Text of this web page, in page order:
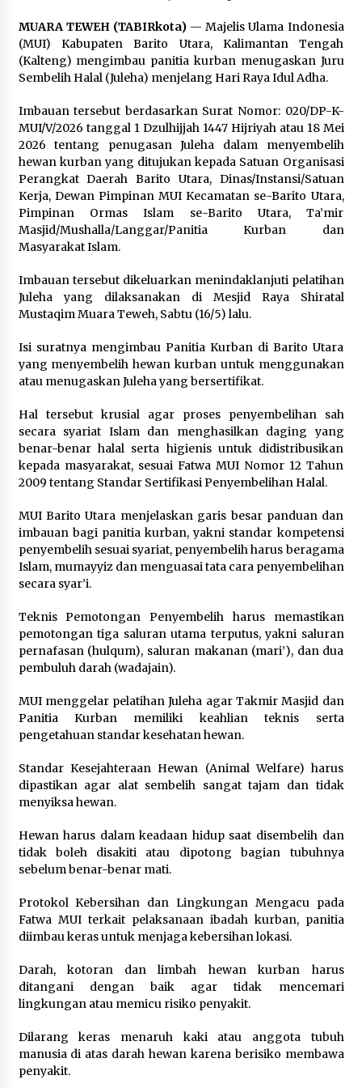
Pimpin Kunker ke Pemkab Gunung Kidul
Agustus 5, 2026
Eksekusi Putusan PN, Kejari Kotabaru Setor
PNBP 400 Juta dari Kasus Tambang Ilegal
Hadiri Forum Komunikasi dan Kemitraan BPJS,
Sekda Tapin Komitmen Tingkatkan Layanan
Kesehatan
Agustus 4, 2026
Kejari HST Musnahkan Barang Bukti 27 Perkara
Inkracht van Gewisjde
Agustus 4, 2026
Pelajar di HST Musnahkan Barang Bukti
Kejaksaan, Ada Apa?
Agustus 4, 2026
MUARA TEWEH (TABIRkota)— Majelis Ulama Indonesia
(MUI) Kabupaten Barito Utara, Kalimantan Tengah
(Kalteng) mengimbau panitia kurban menugaskan Juru
Sembelih Halal (Juleha) menjelang Hari Raya Idul Adha.
Imbauan tersebut berdasarkan Surat Nomor: 020/DP-K-
MUI/V/2026 tanggal 1 Dzulhijjah 1447 Hijriyah atau 18 Mei
2026 tentang penugasan Juleha dalam menyembelih
hewan kurban yang ditujukan kepada Satuan Organisasi
Perangkat Daerah Barito Utara, Dinas/Instansi/Satuan
Kerja, Dewan Pimpinan MUI Kecamatan se-Barito Utara,
Pimpinan Ormas Islam se-Barito Utara, Ta’mir
Masjid/Mushalla/Langgar/Panitia Kurban dan
Masyarakat Islam.
Imbauan tersebut dikeluarkan menindaklanjuti pelatihan
Juleha yang dilaksanakan di Mesjid Raya Shiratal
Mustaqim Muara Teweh, Sabtu (16/5) lalu.
Isi suratnya mengimbau Panitia Kurban di Barito Utara
yang menyembelih hewan kurban untuk menggunakan
atau menugaskan Juleha yang bersertifikat.
Hal tersebut krusial agar proses penyembelihan sah
secara syariat Islam dan menghasilkan daging yang
benar-benar halal serta higienis untuk didistribusikan
kepada masyarakat, sesuai Fatwa MUI Nomor 12 Tahun
2009 tentang Standar Sertifikasi Penyembelihan Halal.
MUI Barito Utara menjelaskan garis besar panduan dan
imbauan bagi panitia kurban, yakni standar kompetensi
penyembelih sesuai syariat, penyembelih harus beragama
Islam, mumayyiz dan menguasai tata cara penyembelihan
secara syar’i.
Teknis Pemotongan Penyembelih harus memastikan
pemotongan tiga saluran utama terputus, yakni saluran
pernafasan (hulqum), saluran makanan (mari’), dan dua
pembuluh darah (wadajain).
MUI menggelar pelatihan Juleha agar Takmir Masjid dan
Panitia Kurban memiliki keahlian teknis serta
pengetahuan standar kesehatan hewan.
Standar Kesejahteraan Hewan (Animal Welfare) harus
dipastikan agar alat sembelih sangat tajam dan tidak
menyiksa hewan.
Hewan harus dalam keadaan hidup saat disembelih dan
tidak boleh disakiti atau dipotong bagian tubuhnya
sebelum benar-benar mati.
Protokol Kebersihan dan Lingkungan Mengacu pada
Fatwa MUI terkait pelaksanaan ibadah kurban, panitia
diimbau keras untuk menjaga kebersihan lokasi.
Darah, kotoran dan limbah hewan kurban harus
ditangani dengan baik agar tidak mencemari
lingkungan atau memicu risiko penyakit.
Dilarang keras menaruh kaki atau anggota tubuh
manusia di atas darah hewan karena berisiko membawa
penyakit.